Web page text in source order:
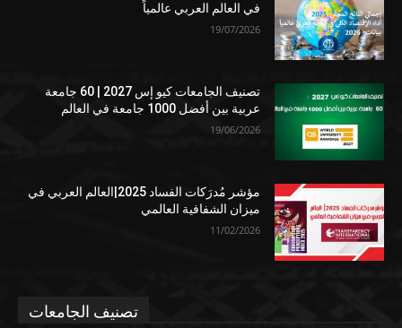
في العالم العربي عالمياً
19/07/2026
تصنيف الجامعات كيو إس 2027 | 60 جامعة
عربية بين أفضل 1000 جامعة في العالم
19/06/2026
مؤشر مُدرَكات الفساد 2025|العالم العربي في
ميزان الشفافية العالمي
11/02/2026
تصنيف الجامعات